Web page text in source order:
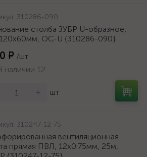
310286-090
столба ЗУБР U-образное,
ОС-U {310286-090}
₽ /шт
наличии 12
+ шт
310247-12-75
вентиляционная
прямая ПВЛ, 12х0.75мм, 25м,